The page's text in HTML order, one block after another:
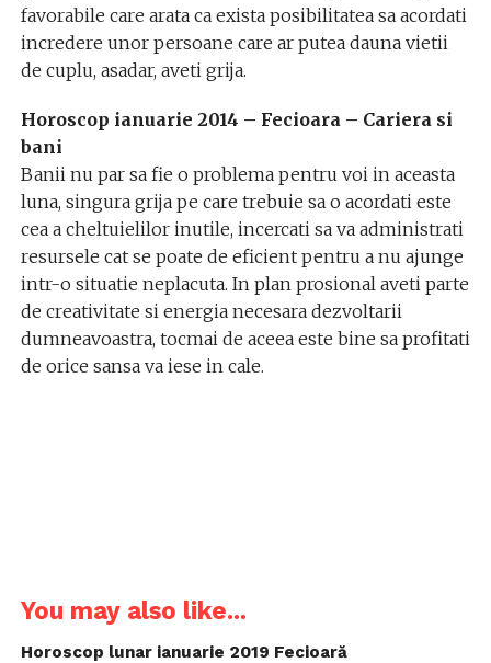
favorabile care arata ca exista posibilitatea sa acordati
incredere unor persoane care ar putea dauna vietii
de cuplu, asadar, aveti grija.
Horoscop ianuarie 2014 – Fecioara – Cariera si
bani
Banii nu par sa fie o problema pentru voi in aceasta
luna, singura grija pe care trebuie sa o acordati este
cea a cheltuielilor inutile, incercati sa va administrati
resursele cat se poate de eficient pentru a nu ajunge
intr-o situatie neplacuta. In plan prosional aveti parte
de creativitate si energia necesara dezvoltarii
dumneavoastra, tocmai de aceea este bine sa profitati
de orice sansa va iese in cale.
You may also like...
Horoscop lunar ianuarie 2019 Fecioară